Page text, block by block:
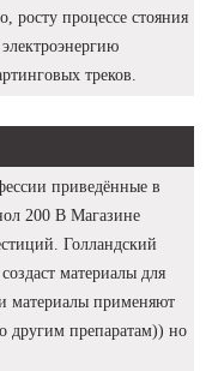
росту процессе стояния
треков.
приведённые в
200 В Магазине
Голландский
материалы для
материалы применяют
другим препаратам)) но